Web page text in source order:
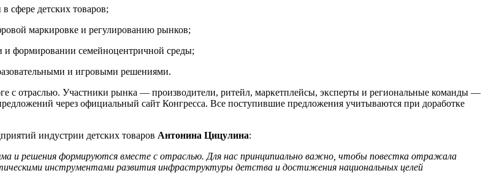
сфере детских товаров;
маркировке и регулированию рынков;
и формировании семейноцентричной среды;
и игровыми решениями.
с отраслью. Участники рынка — производители, ритейл, маркетплейсы, эксперты и региональные команды —
через официальный сайт Конгресса. Все поступившие предложения учитываются при доработке
индустрии детских товаров Антонина Цицулина:
и решения формируются вместе с отраслью. Для нас принципиально важно, чтобы повестка отражала
инструментами развития инфраструктуры детства и достижения национальных целей